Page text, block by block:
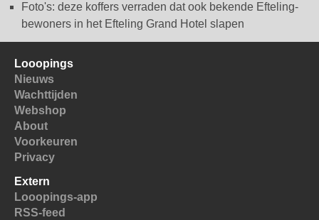
Foto's: deze koffers verraden dat ook bekende Efteling-
bewoners in het Efteling Grand Hotel slapen
Looopings
Nieuws
Wachttijden
Webshop
About
Voorkeuren
Privacy
Extern
Looopings-app
RSS-feed